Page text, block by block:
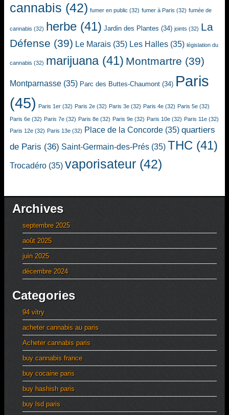
cannabis (42) fumer en public (32) fumer à Paris (32) fumée de
cannabis (32) herbe (41) Jardin des Plantes (34) joints (32) La
Défense (39) Le Marais (35) Les Halles (35) législation du
cannabis (32) marijuana(41) Montmartre (39)
Montparnasse (35) Parc des Buttes-Chaumont (34) Paris
(45) Paris 1er (32) Paris 2e (32) Paris 3e (32) Paris 4e (32) Paris 5e (32)
Paris 6e (32) Paris 7e (32) Paris 8e (32) Paris 9e (32) Paris 10e (32) Paris 11e (32)
Paris 12e (32) Paris 13e (32) Place de la Concorde (35) quartiers
de Paris (36) Saint-Germain-des-Prés (35) THC (41)
Trocadéro (35) vaporisateur (42)
Archives
septembre 2025
août 2025
juin 2025
décembre 2024
Categories
94 vitry
acheter cannabis au paris
Acheter cannabis paris
buy cannabis france
buy cocaine paris
buy hashish paris
buy lsd paris